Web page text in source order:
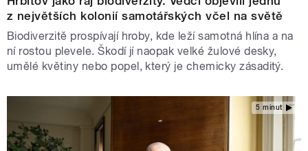
z největších kolonií samotářských včel na světě
Biodiverzitě prospívají hroby, kde leží samotná hlína a na
ní rostou plevele. Škodí jí naopak velké žulové desky,
umělé květiny nebo popel, který je chemicky zásaditý.
5 minut